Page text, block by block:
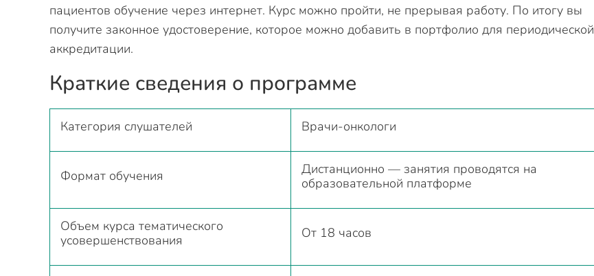
пациентов обучение через интернет. Курс можно пройти, не прерывая работу. По итогу вы
получите законное удостоверение, которое можно добавить в портфолио для периодической
аккредитации.
Краткие сведения о программе
Категория слушателей Врачи-онкологи
Формат обучения
Дистанционно — занятия проводятся на
образовательной платформе
Объем курса тематического
усовершенствования
От 18 часов